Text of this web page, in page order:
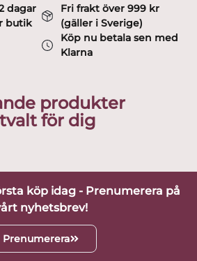
dagar
butik
Fri frakt över 999 kr
(gäller i Sverige)
Köp nu betala sen med
Klarna
produkter
för dig
köp idag - Prenumerera på
nyhetsbrev!
Prenumerera